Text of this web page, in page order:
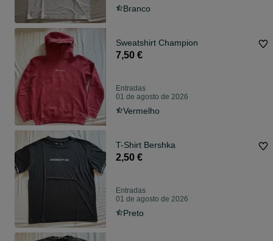
Branco
Sweatshirt Champion
7,50 €
Entradas
01 de agosto de 2026
Vermelho
T-Shirt Bershka
2,50 €
Entradas
01 de agosto de 2026
Preto